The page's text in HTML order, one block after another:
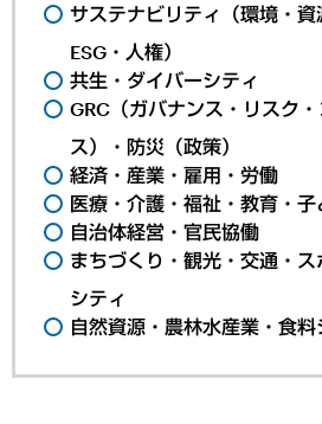
サステナビリティ（環境・資
ESG・人権）
共生・ダイバーシティ
GRC（ガバナンス・リスク
ス）・防災（政策）
経済・産業・雇用・労働
医療・介護・福祉・教育・子
自治体経営・官民協働
まちづくり・観光・交通・
シティ
自然資源・農林水産業・食料